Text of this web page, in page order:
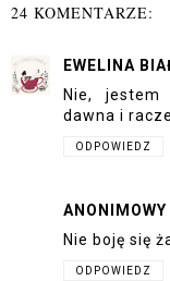
24 KOMENTARZE:
EWELINA
Nie, jestem
dawna i
ODPOWIEDZ
ANONIMOWY
Nie boję się
ODPOWIEDZ